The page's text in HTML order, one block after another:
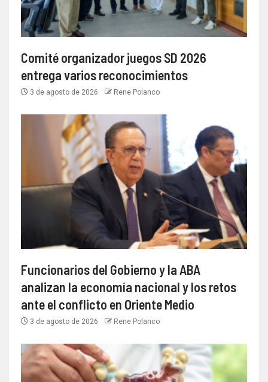
Comité organizador juegos SD 2026
entrega varios reconocimientos
3 de agosto de 2026 Rene Polanco
Funcionarios del Gobierno y la ABA
analizan la economía nacional y los retos
ante el conflicto en Oriente Medio
3 de agosto de 2026 Rene Polanco